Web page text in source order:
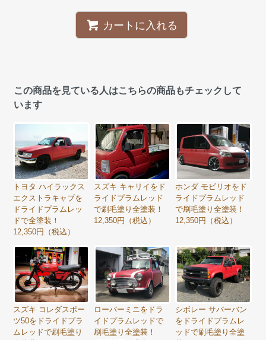
カートに入れる
この商品を見ている人はこちらの商品もチェックして
います
トヨタ ハイラックス
エクストラキャブを
ドライドプラムレッ
ドで全塗装！
12,350円（税込）
スズキ キャリイをド
ライドプラムレッド
で刷毛塗り全塗装！
12,350円（税込）
ホンダ モビリオをド
ライドプラムレッド
で刷毛塗り全塗装！
12,350円（税込）
スズキ コレダスポー
ツ50をドライドプラ
ムレッドで刷毛塗り
ローバーミニをドラ
イドプラムレッドで
刷毛塗り全塗装！
シボレー サバーバン
をドライドプラムレ
ッドで刷毛塗り全塗